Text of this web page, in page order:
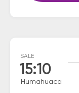
SALE
15:10
Humahuaca